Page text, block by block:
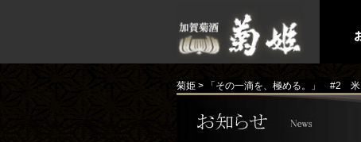
菊姫 > 「その一滴を、極める。」 #2 米